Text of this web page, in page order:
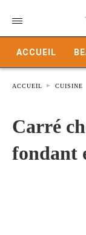
ACCUEIL
ACCUEIL CUISINE
Carré
fondant